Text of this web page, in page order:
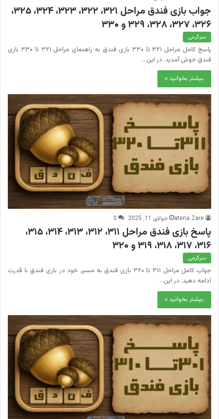
جواب بازی فندق مراحل ۳۲۱، ۳۲۲، ۳۲۳، ۳۲۴، ۳۲۵،
۳۲۶، ۳۲۷، ۳۲۸، ۳۲۹ و ۳۳۰
سرگرمی
پاسخ کامل مراحل ۳۲۱ تا ۳۳۰ بازی فندق به راهنمای مراحل ۳۲۱ تا ۳۳۰ بازی
فندق خوش آمدید. در این…
بیشتر بخوانید »
atena Zare جولای 11, 2025 0
پاسخ بازی فندق مراحل ۳۱۱، ۳۱۲، ۳۱۳، ۳۱۴، ۳۱۵،
۳۱۶، ۳۱۷، ۳۱۸، ۳۱۹ و ۳۲۰
سرگرمی
جواب کامل مراحل ۳۱۱ تا ۳۲۰ بازی فندق به مسیر خود در بازی فندق با قدرت
ادامه دهید. در این…
بیشتر بخوانید »